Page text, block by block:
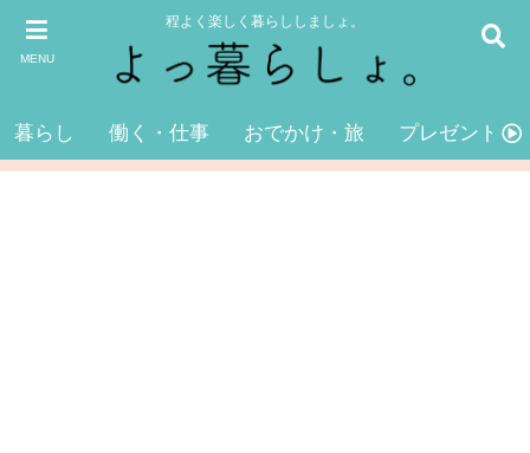
MENU
程よく楽しく暮らししましょ。
暮らし 働く・仕事 おでかけ・旅 プレゼント・